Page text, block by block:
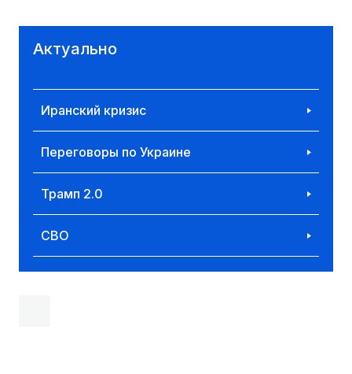
Актуально
Иранский кризис
Переговоры по Украине
Трамп 2.0
СВО